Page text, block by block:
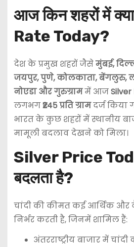
आज किन शहरों में
Rate Today?
देश के प्रमुख शहरों जैसेमुंबई,
जयपुर, पुणे, कोलकाता, बेंगलुरु,
नोएडा और गुरुग्राममें आज
लगभग₹245 प्रति ग्रामदर्ज किया
भारत के कुछ शहरों में स्थानीय
मामूली बदलाव देखने को मिला।
Silver Price
बदलता है?
चांदी की कीमत कई आर्थिक और
निर्भर करती है, जिनमें शामिल हैं:
अंतरराष्ट्रीय बाजार में